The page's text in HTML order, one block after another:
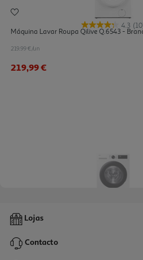
4.3
Máquina Lavar Roupa Qilive Q.6543 -
219.99 €/un
219,99 €
Máquina De Lavar Roupa Samsung
Branco A 8kg
639,99 €
Lojas
Contacto